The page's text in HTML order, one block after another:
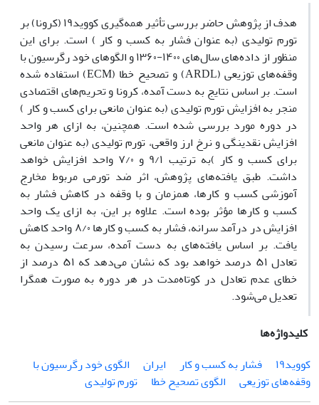
هدف از پژوهش حاضر بررسی تأثیر همه‌گیری کووید۱۹ (کرونا) بر
تورم تولیدی (به عنوان فشار به کسب و کار ) است. برای این
منظور از داده‌های سال‌های ۱۴۰۰-۱۳۶۰ و الگو‌های خود رگرسیون با
وقفه‌های توزیعی (ARDL) و تصحیح خطا (ECM) استفاده شده
است. بر اساس نتایج به دست آمده، کرونا و تحریم‌های اقتصادی
منجر به افزایش تورم تولیدی (به عنوان مانعی برای کسب و کار )
در دوره مورد بررسی شده است. همچنین، به ازای هر واحد
افزایش نقدینگی و نرخ ارز واقعی، تورم تولیدی (به عنوان مانعی
برای کسب و کار )به ترتیب ۹/۱ و ۷/۰ واحد افزایش خواهد
داشت. طبق یافته‌های پژوهش، اثر ضد تورمی مربوط مخارج
آموزشی کسب و کارها، همزمان و با وقفه در کاهش فشار به
کسب و کارها مؤثر بوده است. علاوه بر این، به ازای یک واحد
افزایش در درآمد سرانه، فشار به کسب و کارها ۸/۰ واحد کاهش
یافت. بر اساس یافته‌های به دست آمده، سرعت رسیدن به
تعادل ۵۱ درصد خواهد بود که نشان‌ می‌دهد که ۵۱ درصد از
خطای عدم تعادل در کوتاه‌مدت در هر دوره به صورت همگرا
تعدیل‌ می‌شود.
کلیدواژه‌ها
کووید۱۹
فشار به کسب و کار ایران
الگوی خود رگرسیون با
وقفه‌های توزیعی
الگوی تصحیح خطا تورم تولیدی